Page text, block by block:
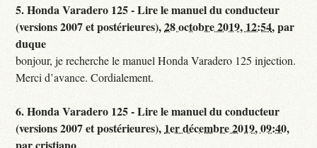
5.Honda Varadero 125 - Lire le manuel du conducteur
(versions 2007 et postérieures),28 octobre 2019, 12:54,par
duque
bonjour, je recherche le manuel Honda Varadero 125 injection.
Merci d’avance. Cordialement.
6.Honda Varadero 125 - Lire le manuel du conducteur
(versions 2007 et postérieures), 1er décembre 2019, 09:40,